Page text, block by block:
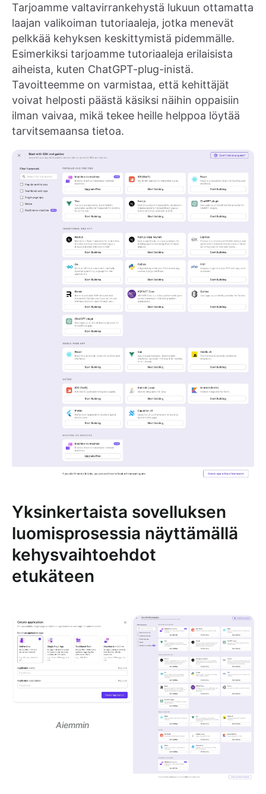
Tarjoamme valtavirrankehystä lukuun ottamatta
laajan valikoiman tutoriaaleja, jotka menevät
pelkkää kehyksen keskittymistä pidemmälle.
Esimerkiksi tarjoamme tutoriaaleja erilaisista
aiheista, kuten ChatGPT-plug-inistä.
Tavoitteemme on varmistaa, että kehittäjät
voivat helposti päästä käsiksi näihin oppaisiin
ilman vaivaa, mikä tekee heille helppoa löytää
tarvitsemaansa tietoa.
Yksinkertaista sovelluksen
luomisprosessia näyttämällä
kehysvaihtoehdot
etukäteen
Aiemmin